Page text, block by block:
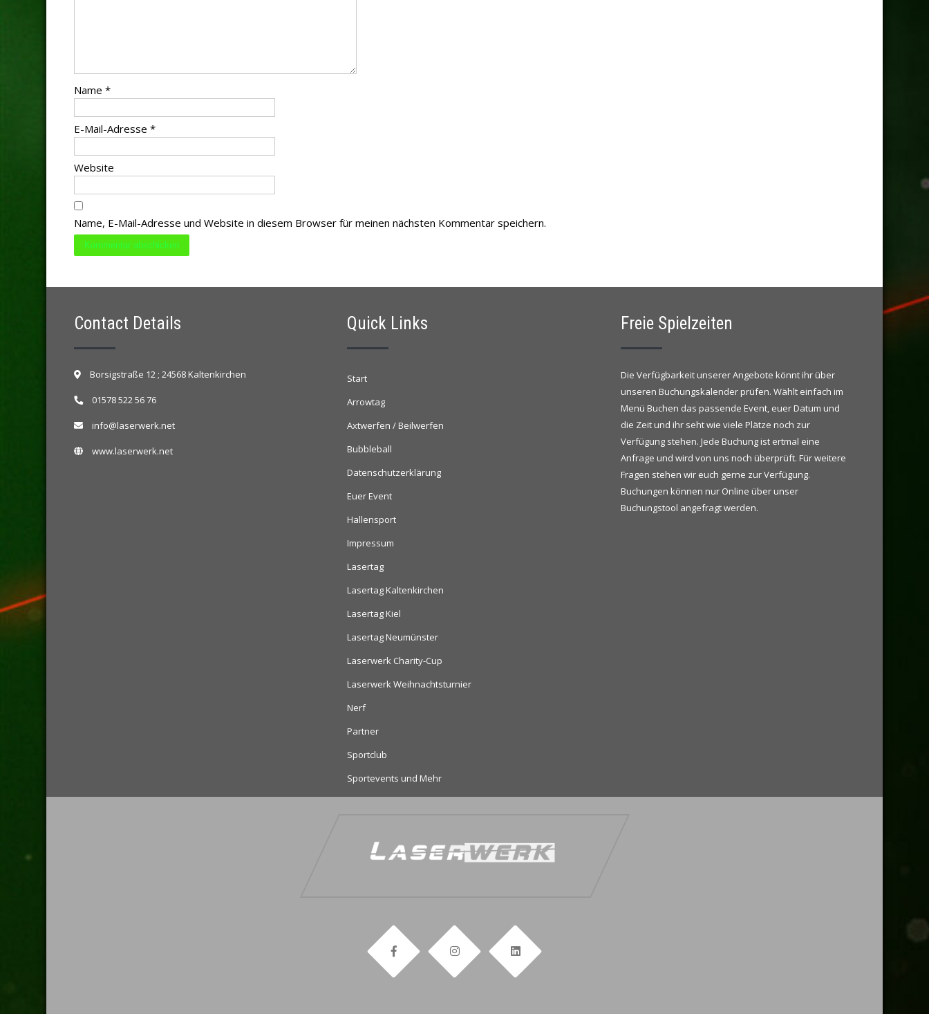
Name *
E-Mail-Adresse *
Website
Name, E-Mail-Adresse und Website in diesem Browser für meinen nächsten Kommentar speichern.
Contact Details
Borsigstraße 12 ; 24568 Kaltenkirchen
01578 522 56 76
info@laserwerk.net
www.laserwerk.net
Quick Links
Start
Arrowtag
Axtwerfen / Beilwerfen
Bubbleball
Datenschutzerklärung
Euer Event
Hallensport
Impressum
Lasertag
Lasertag Kaltenkirchen
Lasertag Kiel
Lasertag Neumünster
Laserwerk Charity-Cup
Laserwerk Weihnachtsturnier
Nerf
Partner
Sportclub
Sportevents und Mehr
Freie Spielzeiten
Die Verfügbarkeit unserer Angebote könnt ihr über
unseren Buchungskalender prüfen. Wählt einfach im
Menü Buchen das passende Event, euer Datum und
die Zeit und ihr seht wie viele Plätze noch zur
Verfügung stehen. Jede Buchung ist ertmal eine
Anfrage und wird von uns noch überprüft. Für weitere
Fragen stehen wir euch gerne zur Verfügung.
Buchungen können nur Online über unser
Buchungstool angefragt werden.